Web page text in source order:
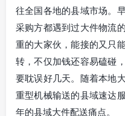
往全国各地的县域市场。
采购方都遇到过大件物流
重的大家伙，能接的又只
转，不仅加钱还容易磕碰
要耽误好几天。随着本地
重型机械输送的县域速达
年的县域大件配送痛点。